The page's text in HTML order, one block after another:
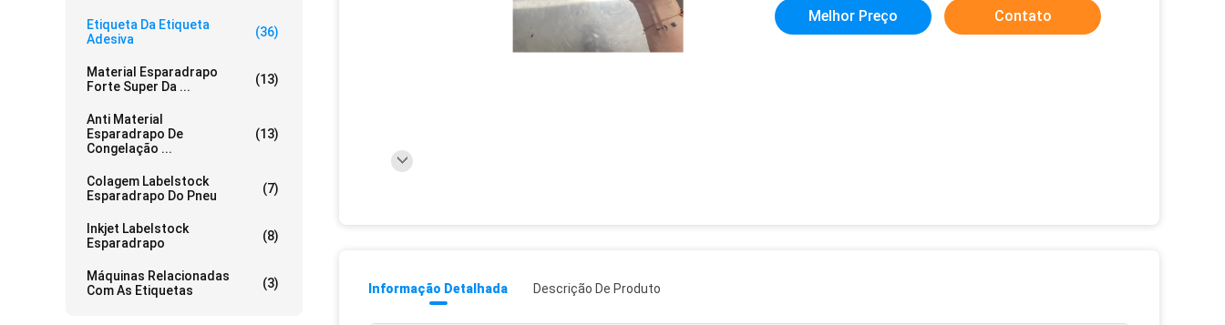
Etiqueta Da Etiqueta
Adesiva
(36)
Material Esparadrapo
Forte Super Da ...
(13)
Anti Material
Esparadrapo De
Congelação ...
(13)
Colagem Labelstock
Esparadrapo Do Pneu
(7)
Inkjet Labelstock
Esparadrapo
(8)
Máquinas Relacionadas
Com As Etiquetas
(3)
Melhor Preço Contato
Informação Detalhada Descrição De Produto